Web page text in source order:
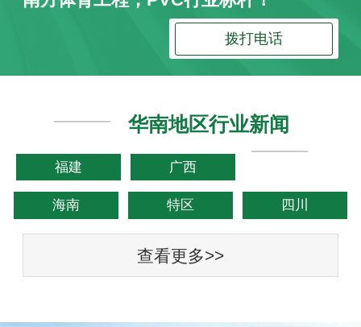
拨打电话
华南地区行业新闻
福建 广西
海南 特区 四川
查看更多>>